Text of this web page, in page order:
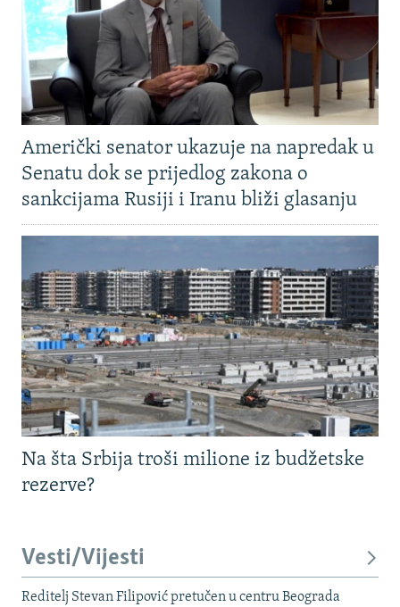
Američki senator ukazuje na napredak u
Senatu dok se prijedlog zakona o
sankcijama Rusiji i Iranu bliži glasanju
Na šta Srbija troši milione iz budžetske
rezerve?
Vesti/Vijesti
Reditelj Stevan Filipović pretučen u centru Beograda